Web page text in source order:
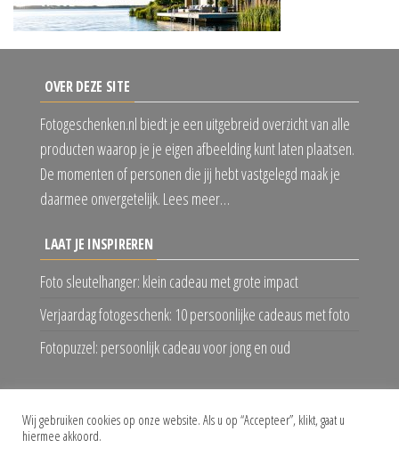
OVER DEZE SITE
Fotogeschenken.nl biedt je een uitgebreid overzicht van alle
producten waarop je je eigen afbeelding kunt laten plaatsen.
De momenten of personen die jij hebt vastgelegd maak je
daarmee onvergetelijk. Lees meer…
LAAT JE INSPIREREN
Foto sleutelhanger: klein cadeau met grote impact
Verjaardag fotogeschenk: 10 persoonlijke cadeaus met foto
Fotopuzzel: persoonlijk cadeau voor jong en oud
Wij gebruiken cookies op onze website. Als u op “Accepteer”, klikt, gaat u
hiermee akkoord.